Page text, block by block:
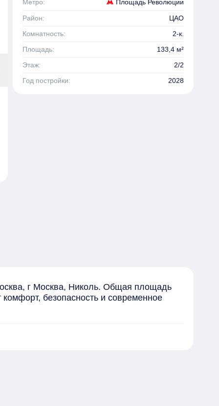
Метро: Площадь Революции
Район:
ЦАО
Комнатность:
2-к.
Площадь:
133,4 м²
Этаж:
2/2
Год постройки:
2028
г Москва, Николь. Общая площадь
безопасность и современное